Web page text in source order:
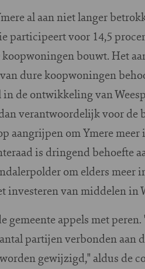
al aan niet langer
participeert voor 14,5
bouwt. Het
dure koopwoningen
de ontwikkeling van
verantwoordelijk voor de
aangrijpen om Ymere
is dringend behoefte
om elders
van middelen in
gemeente appels met
partijen verbonden
gewijzigd," aldus de